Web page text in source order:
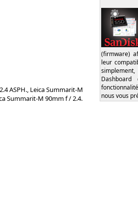
ASPH., Leica Summarit-M
Summarit-M 90mm f / 2.4.
(firmware)
leur
nous vous